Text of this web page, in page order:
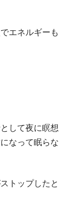
エネルギーも
して夜に瞑想
なって眠らな
トップしたと